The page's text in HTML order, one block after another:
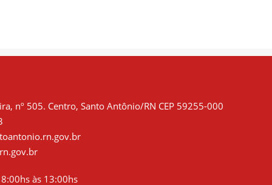
nº 505. Centro, Santo Antônio/RN CEP 59255-000
8:00hs às 13:00hs